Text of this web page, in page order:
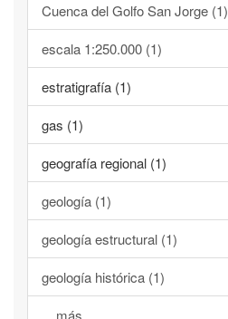
Cuenca del Golfo San Jorge (1)
escala 1:250.000 (1)
estratigrafía (1)
gas (1)
geografía regional (1)
geología (1)
geología estructural (1)
geología histórica (1)
... más